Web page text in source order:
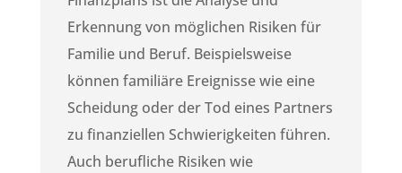
Erkennung von möglichen Risiken für
Familie und Beruf. Beispielsweise
können familiäre Ereignisse wie eine
Scheidung oder der Tod eines Partners
zu finanziellen Schwierigkeiten führen.
Auch berufliche Risiken wie